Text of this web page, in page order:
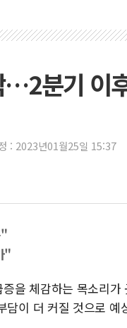
분기 이
: 2023년01월25일 15:37
"
"
을 체감하는 목소리
담이 더 커질 것으로 예